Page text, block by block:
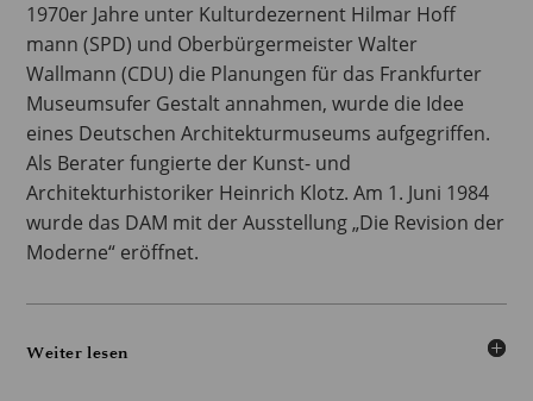
1970er Jahre unter Kulturdezernent Hilmar Hoff
mann (SPD) und Oberbürgermeister Walter
Wallmann (CDU) die Planungen für das Frankfurter
Museumsufer Gestalt annahmen, wurde die Idee
eines Deutschen Architekturmuseums aufgegriffen.
Als Berater fungierte der Kunst- und
Architekturhistoriker Heinrich Klotz. Am 1. Juni 1984
wurde das DAM mit der Ausstellung „Die Revision der
Moderne“ eröffnet.
Weiter lesen